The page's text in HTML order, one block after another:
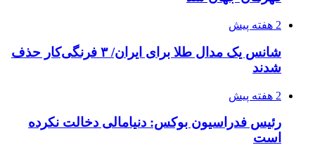
2 هفته پیش
شانس یک مدال طلا برای ایران/ ۳ فرنگی‌کار حذف
شدند
2 هفته پیش
رئیس فدراسیون بوکس: دنیامالی دخالت نکرده
است